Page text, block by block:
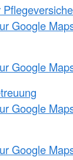
Google
Google
Google
Google